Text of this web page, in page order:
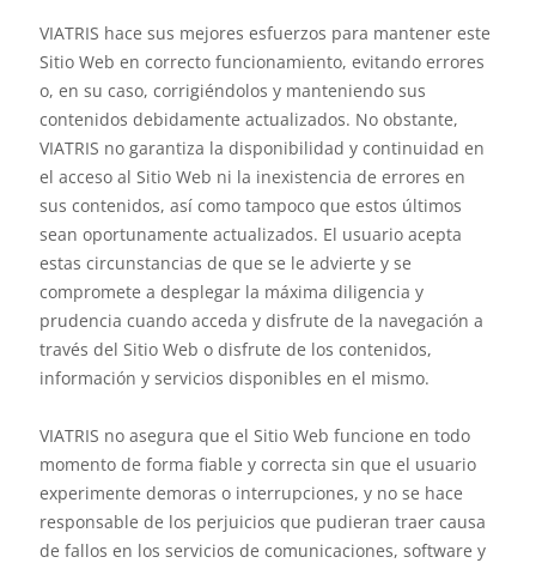
VIATRIS hace sus mejores esfuerzos para mantener este
Sitio Web en correcto funcionamiento, evitando errores
o, en su caso, corrigiéndolos y manteniendo sus
contenidos debidamente actualizados. No obstante,
VIATRIS no garantiza la disponibilidad y continuidad en
el acceso al Sitio Web ni la inexistencia de errores en
sus contenidos, así como tampoco que estos últimos
sean oportunamente actualizados. El usuario acepta
estas circunstancias de que se le advierte y se
compromete a desplegar la máxima diligencia y
prudencia cuando acceda y disfrute de la navegación a
través del Sitio Web o disfrute de los contenidos,
información y servicios disponibles en el mismo.
VIATRIS no asegura que el Sitio Web funcione en todo
momento de forma fiable y correcta sin que el usuario
experimente demoras o interrupciones, y no se hace
responsable de los perjuicios que pudieran traer causa
de fallos en los servicios de comunicaciones, software y